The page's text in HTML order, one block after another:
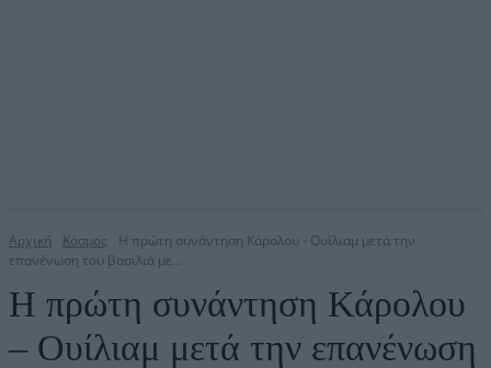
Αρχική Κόσμος
Η πρώτη συνάντηση Κάρολου - Ουίλιαμ μετά την
επανένωση του βασιλιά με...
Η πρώτη συνάντηση Κάρολου
– Ουίλιαμ μετά την επανένωση